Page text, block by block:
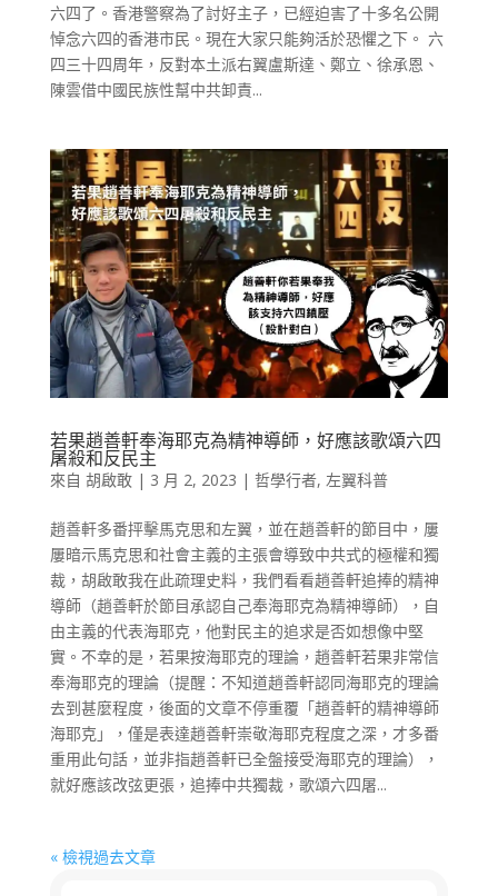
六四了。香港警察為了討好主子，已經迫害了十多名公開
悼念六四的香港市民。現在大家只能夠活於恐懼之下。 六
四三十四周年，反對本土派右翼盧斯達、鄭立、徐承恩、
陳雲借中國民族性幫中共卸責...
若果趙善軒奉海耶克為精神導師，好應該歌頌六四
屠殺和反民主
來自 胡啟敢| 3 月 2, 2023 | 哲學行者, 左翼科普
趙善軒多番抨擊馬克思和左翼，並在趙善軒的節目中，屢
屢暗示馬克思和社會主義的主張會導致中共式的極權和獨
裁，胡啟敢我在此疏理史料，我們看看趙善軒追捧的精神
導師（趙善軒於節目承認自己奉海耶克為精神導師），自
由主義的代表海耶克，他對民主的追求是否如想像中堅
實。不幸的是，若果按海耶克的理論，趙善軒若果非常信
奉海耶克的理論（提醒：不知道趙善軒認同海耶克的理論
去到甚麼程度，後面的文章不停重覆「趙善軒的精神導師
海耶克」，僅是表達趙善軒崇敬海耶克程度之深，才多番
重用此句話，並非指趙善軒已全盤接受海耶克的理論），
就好應該改弦更張，追捧中共獨裁，歌頌六四屠...
« 檢視過去文章